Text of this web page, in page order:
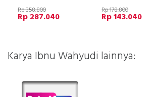
Rp 358.800
Rp 287.040
Rp 178.800
Rp 143.040
Karya Ibnu Wahyudi lainnya: